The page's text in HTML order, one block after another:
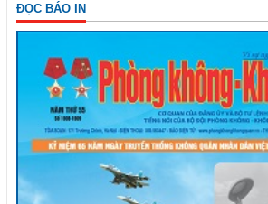
ĐỌC BÁO IN